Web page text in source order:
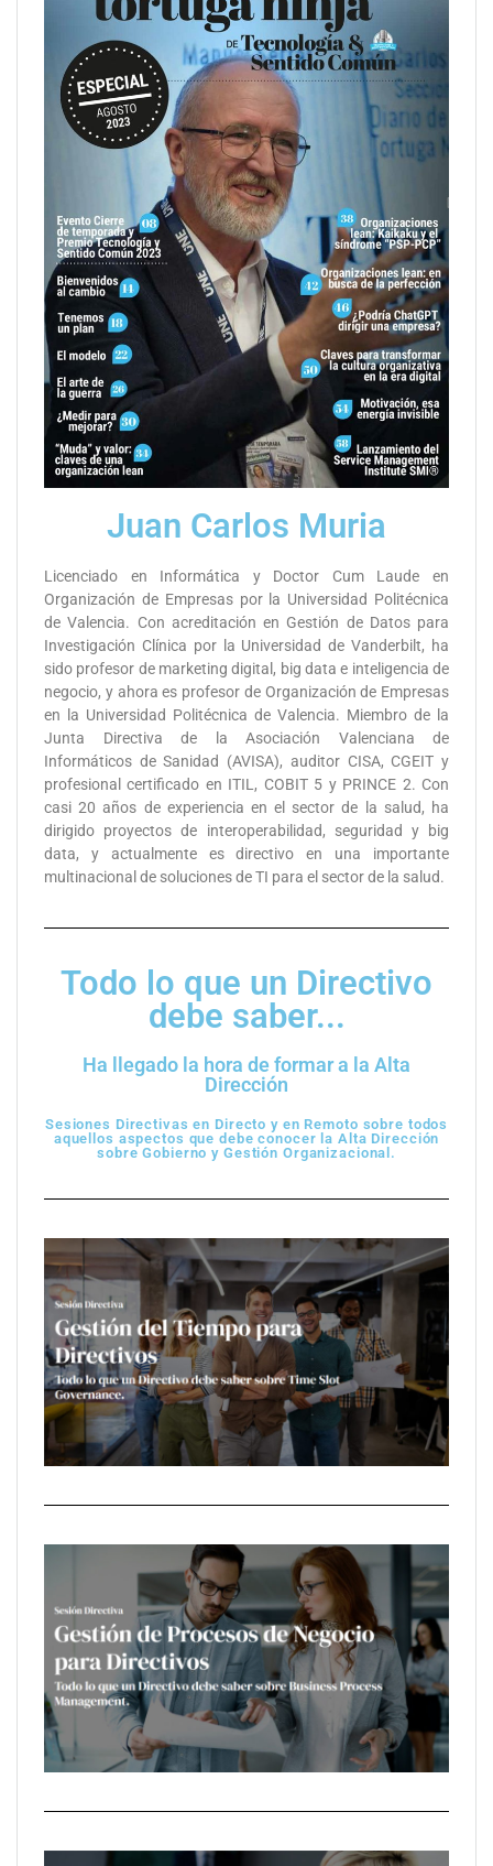
Juan Carlos Muria
Licenciado en Informática y Doctor Cum Laude en
Organización de Empresas por la Universidad Politécnica
de Valencia. Con acreditación en Gestión de Datos para
Investigación Clínica por la Universidad de Vanderbilt, ha
sido profesor de marketing digital, big data e inteligencia de
negocio, y ahora es profesor de Organización de Empresas
en la Universidad Politécnica de Valencia. Miembro de la
Junta Directiva de la Asociación Valenciana de
Informáticos de Sanidad (AVISA), auditor CISA, CGEIT y
profesional certificado en ITIL, COBIT 5 y PRINCE 2. Con
casi 20 años de experiencia en el sector de la salud, ha
dirigido proyectos de interoperabilidad, seguridad y big
data, y actualmente es directivo en una importante
multinacional de soluciones de TI para el sector de la salud.
Todo lo que un Directivo
debe saber...
Ha llegado la hora de formar a la Alta
Dirección
Sesiones Directivas en Directo y en Remoto sobre todos
aquellos aspectos que debe conocer la Alta Dirección
sobre Gobierno y Gestión Organizacional.